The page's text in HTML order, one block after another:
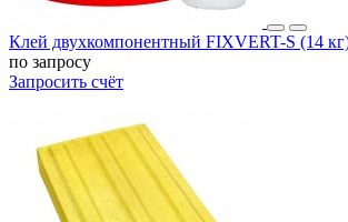
Клей двухкомпонентный FIXVERT-S (14
по запросу
Запросить счёт